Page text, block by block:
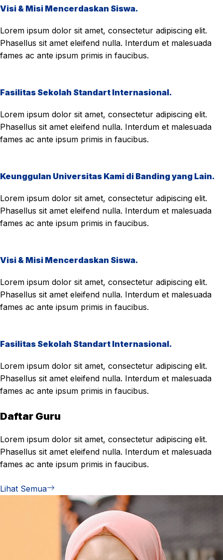
Visi & Misi Mencerdaskan Siswa.
Lorem ipsum dolor sit amet, consectetur adipiscing elit.
Phasellus sit amet eleifend nulla. Interdum et malesuada
fames ac ante ipsum primis in faucibus.
Fasilitas Sekolah Standart Internasional.
Lorem ipsum dolor sit amet, consectetur adipiscing elit.
Phasellus sit amet eleifend nulla. Interdum et malesuada
fames ac ante ipsum primis in faucibus.
Keunggulan Universitas Kami di Banding yang Lain.
Lorem ipsum dolor sit amet, consectetur adipiscing elit.
Phasellus sit amet eleifend nulla. Interdum et malesuada
fames ac ante ipsum primis in faucibus.
Visi & Misi Mencerdaskan Siswa.
Lorem ipsum dolor sit amet, consectetur adipiscing elit.
Phasellus sit amet eleifend nulla. Interdum et malesuada
fames ac ante ipsum primis in faucibus.
Fasilitas Sekolah Standart Internasional.
Lorem ipsum dolor sit amet, consectetur adipiscing elit.
Phasellus sit amet eleifend nulla. Interdum et malesuada
fames ac ante ipsum primis in faucibus.
Daftar Guru
Lorem ipsum dolor sit amet, consectetur adipiscing elit.
Phasellus sit amet eleifend nulla. Interdum et malesuada
fames ac ante ipsum primis in faucibus.
Lihat Semua